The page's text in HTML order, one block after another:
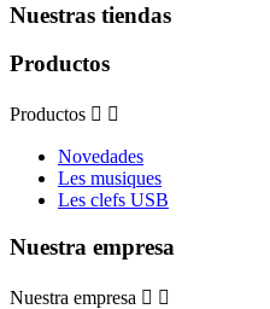
Nuestras tiendas
Productos
Productos  
Novedades
Les musiques
Les clefs USB
Nuestra empresa
Nuestra empresa  